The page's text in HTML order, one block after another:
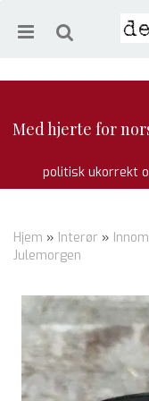
Med hjerte for
politisk ukorrekt
Hjem » Interør »
Julemorgen